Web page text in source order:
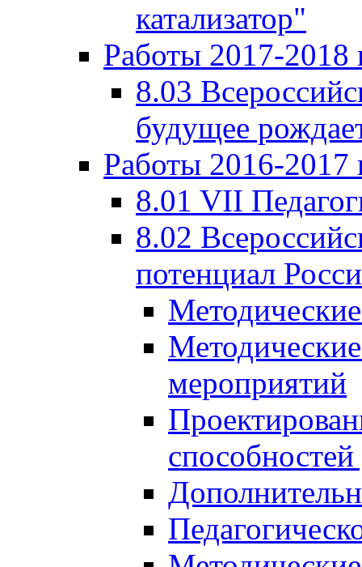
катализатор"
Работы 2017-2018
8.03
будущее
Работы 2016-2017
8.01 VII
8.02
потенциал
мероприятий